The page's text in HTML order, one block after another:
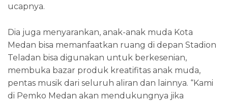
ucapnya.
Dia juga menyarankan, anak-anak muda Kota
Medan bisa memanfaatkan ruang di depan Stadion
Teladan bisa digunakan untuk berkesenian,
membuka bazar produk kreatifitas anak muda,
pentas musik dari seluruh aliran dan lainnya. “Kami
di Pemko Medan akan mendukungnya jika